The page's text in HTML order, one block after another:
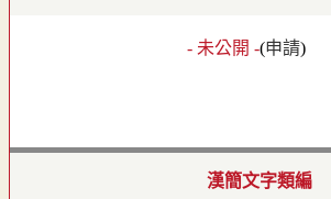
- 未公開 -(申請)
漢簡文字類編